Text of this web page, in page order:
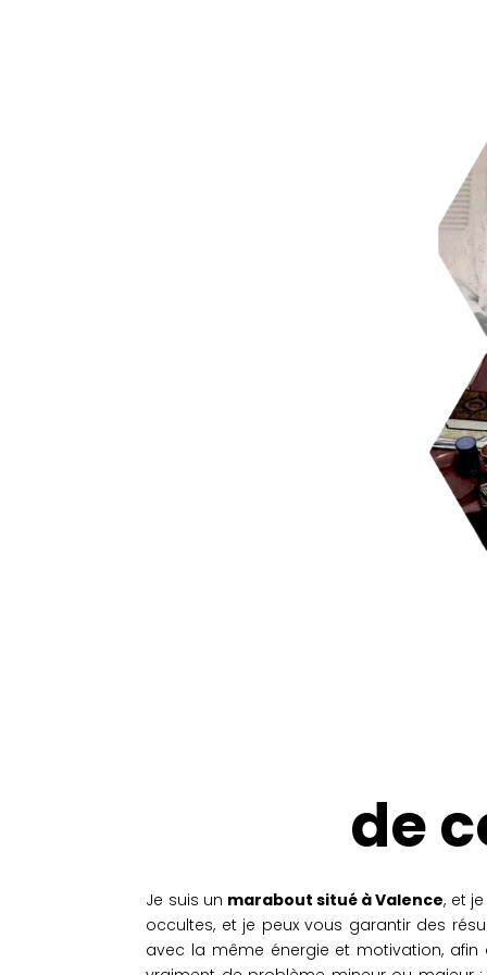
de
Je suis un marabout situé à Valence, et
occultes, et je peux vous garantir des
avec la même énergie et motivation, afin